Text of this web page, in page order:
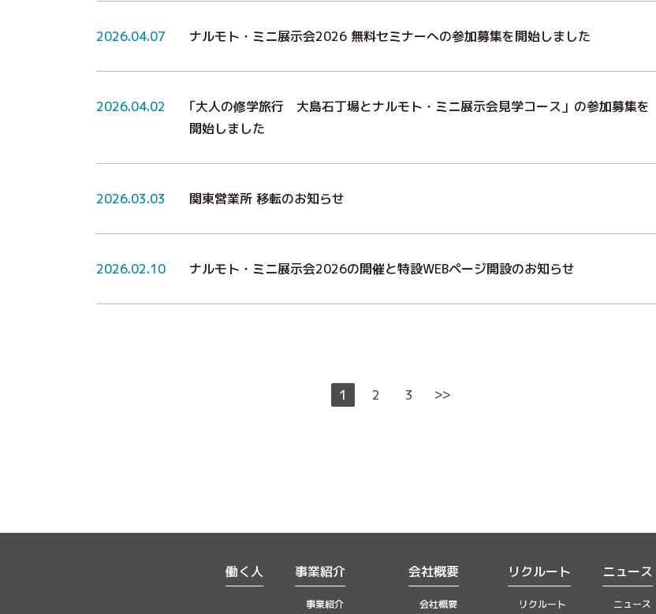
2026.04.07 ナルモト・ミニ展示会2026 無料セミナーへの参加募集を開始しました
2026.04.02
｢大人の修学旅行 大島石丁場とナルモト・ミニ展示会見学コース」の参加募集を
開始しました
2026.03.03 関東営業所 移転のお知らせ
2026.02.10 ナルモト・ミニ展示会2026の開催と特設WEBページ開設のお知らせ
1 2 3 >>
働く人 事業紹介
事業紹介
会社概要
会社概要
リクルート
リクルート
ニュース
ニュース